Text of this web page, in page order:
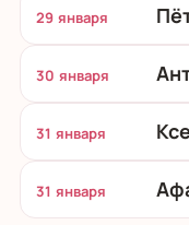
29 января
30 января
31 января
31 января